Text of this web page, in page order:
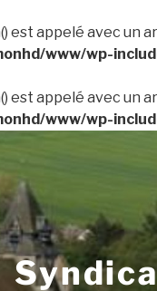
est appelé avec un
www/wp-
est appelé avec un
www/wp-